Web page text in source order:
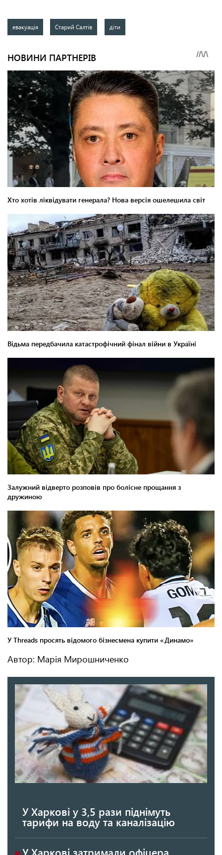
евакуація Старий Салтів діти
Автор: Марія Мирошниченко
У Харкові у 3,5 рази піднімуть
тарифи на воду та каналізацію
У Харкові затримали офіцера